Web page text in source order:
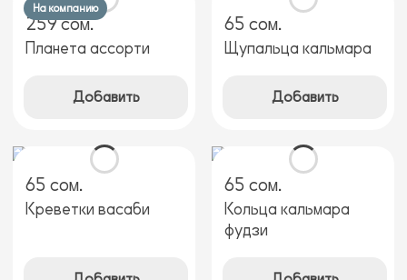
259 сом.
Планета ассорти
Добавить
На компанию
65 сом.
Щупальца кальмара
Добавить
65 сом.
Креветки васаби
65 сом.
Кольца кальмара
фудзи